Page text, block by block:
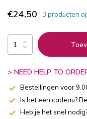
€24,50 3 producten
> NEED HELP TO
Bestellingen voor
Is het een cadeau?
Heb je het snel